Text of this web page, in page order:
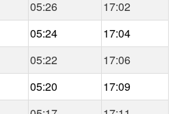
05:26
17:02
05:24
17:04
05:22
17:06
05:20
17:09